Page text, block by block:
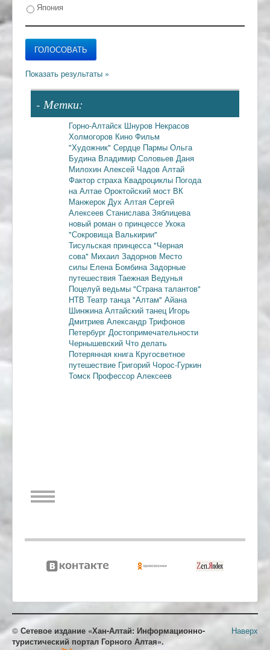
Япония
- Метки:
Горно-Алтайск Шнуров Некрасов
Холмогоров Кино Фильм
"Художник" Сердце Пармы Ольга
Будина Владимир Соловьев Даня
Милохин Алексей Чадов Алтай
Фактор страха Квадроциклы Погода
на Алтае Ороктойский мост ВК
Манжерок Дух Алтая Сергей
Алексеев Станислава Зяблицева
новый роман о принцессе Укока
"Сокровища Валькирии"
Тисульская принцесса"Черная
сова" Михаил Задорнов Место
силы Елена БомбинаЗадорные
путешествия Таежная Ведунья
Поцелуй ведьмы "Страна талантов"
НТВ Театр танца "Алтам" Айана
ШинжинаАлтайский танец Игорь
Дмитриев Александр Трифонов
Петербург Достопримечательности
Чернышевский Что делать
Потерянная книга Кругосветное
путешествие Григорий Чорос-Гуркин
Томск Профессор Алексеев
Наверх
© Сетевое издание «Хан-Алтай: Информационно-
туристический портал Горного Алтая».